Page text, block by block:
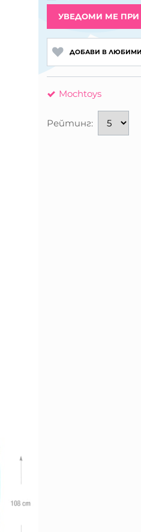
УВЕДОМИ МЕ ПРИ
ДОБАВИ В ЛЮБИМИ
Mochtoys
Рейтинг: